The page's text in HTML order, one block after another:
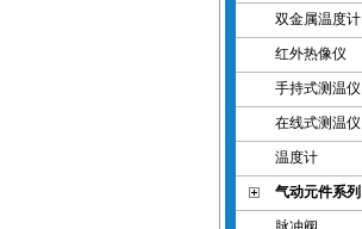
双金属温度计
红外热像仪
手持式测温仪
在线式测温仪
温度计
气动元件系列